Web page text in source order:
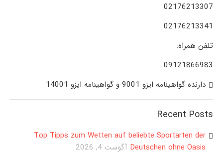
02176213307
02176213341
تلفن همراه:
09121866983
دارنده گواهینامه ایزو 9001 و گواهینامه ایزو 14001
Recent Posts
Top Tipps zum Wetten auf beliebte Sportarten der
Deutschen ohne Oasis آگوست 4, 2026